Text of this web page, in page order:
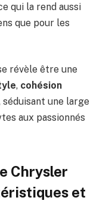
qui la rend aussi
que pour les
révèle être une
, cohésion
séduisant une large
aux passionnés
Chrysler
et